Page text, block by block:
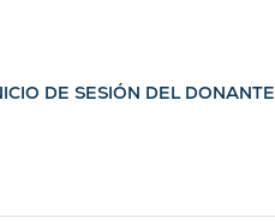
DE SESIÓN DEL DONANTE